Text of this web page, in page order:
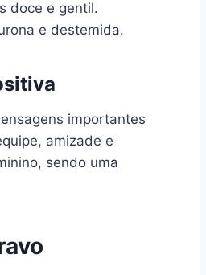
doce e gentil.
e destemida.
importantes
amizade e
sendo uma